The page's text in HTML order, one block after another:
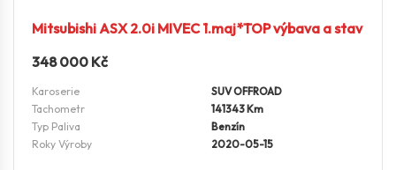
Mitsubishi ASX 2.0i MIVEC 1.maj*TOP výbava a stav
348 000 Kč
Karoserie
SUV OFFROAD
Tachometr
141343 Km
Typ Paliva
Benzín
Roky Výroby
2020-05-15